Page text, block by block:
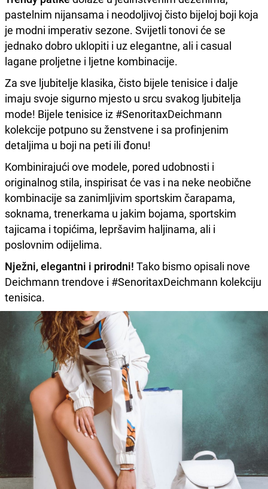
pastelnim nijansama i neodoljivoj čisto bijeloj boji koja
je modni imperativ sezone. Svijetli tonovi će se
jednako dobro uklopiti i uz elegantne, ali i casual
lagane proljetne i ljetne kombinacije.
Za sve ljubitelje klasika, čisto bijele tenisice i dalje
imaju svoje sigurno mjesto u srcu svakog ljubitelja
mode! Bijele tenisice iz #SenoritaxDeichmann
kolekcije potpuno su ženstvene i sa profinjenim
detaljima u boji na peti ili đonu!
Kombinirajući ove modele, pored udobnosti i
originalnog stila, inspirisat će vas i na neke neobične
kombinacije sa zanimljivim sportskim čarapama,
soknama, trenerkama u jakim bojama, sportskim
tajicama i topićima, lepršavim haljinama, ali i
poslovnim odijelima.
Nježni, elegantni i prirodni! Tako bismo opisali nove
Deichmann trendove i #SenoritaxDeichmann kolekciju
tenisica.